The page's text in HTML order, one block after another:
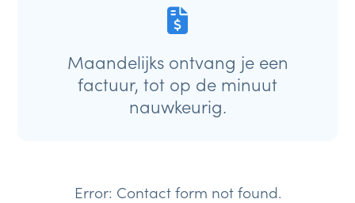
Maandelijks ontvang je een
factuur, tot op de minuut
nauwkeurig.
Error: Contact form not found.